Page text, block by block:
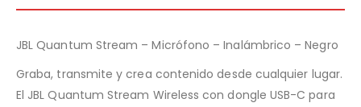
JBL Quantum Stream – Micrófono – Inalámbrico – Negro
Graba, transmite y crea contenido desde cualquier lugar.
El JBL Quantum Stream Wireless con dongle USB-C para